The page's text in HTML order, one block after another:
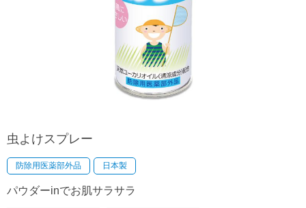
虫よけスプレー
防除用医薬部外品 日本製
パウダーinでお肌サラサラ